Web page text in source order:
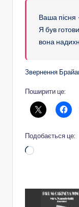
Ваша пісня
Я був
вона
Звернення
Поширити це:
Подобається це:
Завантаження…